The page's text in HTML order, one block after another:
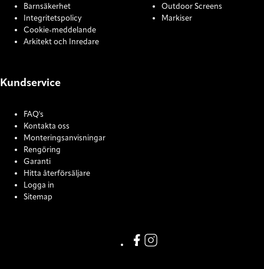
Barnsäkerhet
Integritetspolicy
Cookie-meddelande
Arkitekt och Inredare
Outdoor Screens
Markiser
Kundservice
FAQ's
Kontakta oss
Monteringsanvisningar
Rengöring
Garanti
Hitta återförsäljare
Logga in
Sitemap
Link missing Display text from
Link missing Display text